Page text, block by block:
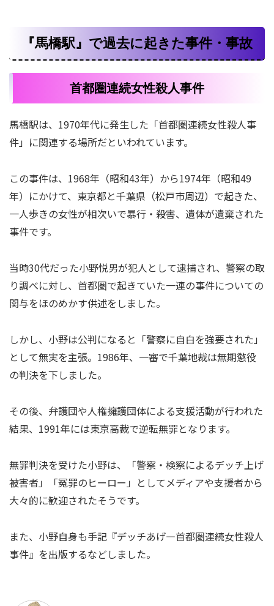
『馬橋駅』で過去に起きた事件・事故
首都圏連続女性殺人事件
馬橋駅は、1970年代に発生した「首都圏連続女性殺人事
件」に関連する場所だといわれています。
この事件は、1968年（昭和43年）から1974年（昭和49
年）にかけて、東京都と千葉県（松戸市周辺）で起きた、
一人歩きの女性が相次いで暴行・殺害、遺体が遺棄された
事件です。
当時30代だった小野悦男が犯人として逮捕され、警察の取
り調べに対し、首都圏で起きていた一連の事件についての
関与をほのめかす供述をしました。
しかし、小野は公判になると「警察に自白を強要された」
として無実を主張。1986年、一審で千葉地裁は無期懲役
の判決を下しました。
その後、弁護団や人権擁護団体による支援活動が行われた
結果、1991年には東京高裁で逆転無罪となります。
無罪判決を受けた小野は、「警察・検察によるデッチ上げ
被害者」「冤罪のヒーロー」としてメディアや支援者から
大々的に歓迎されたそうです。
また、小野自身も手記『デッチあげ―首都圏連続女性殺人
事件』を出版するなどしました。